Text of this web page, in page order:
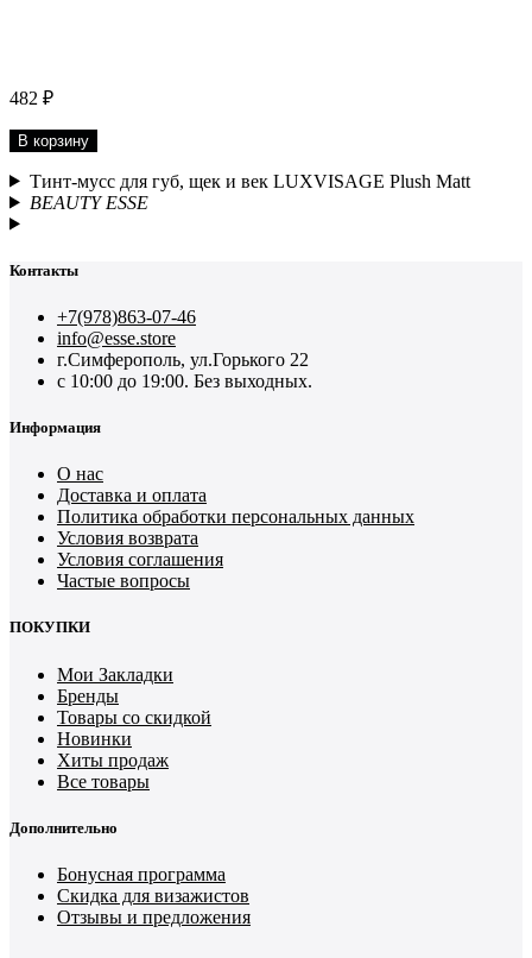
482 ₽
В корзину
Тинт-мусс для губ, щек и век LUXVISAGE Plush Matt
BEAUTY ESSE
Контакты
+7(978)863-07-46
info@esse.store
г.Симферополь, ул.Горького 22
с 10:00 до 19:00. Без выходных.
Информация
О нас
Доставка и оплата
Политика обработки персональных данных
Условия возврата
Условия соглашения
Частые вопросы
ПОКУПКИ
Мои Закладки
Бренды
Товары со скидкой
Новинки
Хиты продаж
Все товары
Дополнительно
Бонусная программа
Скидка для визажистов
Отзывы и предложения